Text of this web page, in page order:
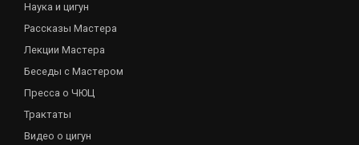
Наука и цигун
Рассказы Мастера
Лекции Мастера
Беседы с Мастером
Пресса о ЧЮЦ
Трактаты
Видео о цигун